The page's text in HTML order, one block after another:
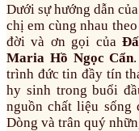
Dưới sự hướng dẫn của
chị em cùng nhau
đời và ơn gọi của
Maria Hồ Ngọc Cẩn
trình đức tin đầy tín
hy sinh trong buổi
nguồn chất liệu sống
Dòng và trân quý